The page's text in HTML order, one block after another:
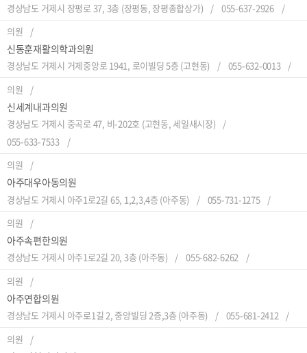
경상남도 거제시 장평로 37, 3층 (장평동, 장평종합상가)
055-637-2926
의원
신동훈재활의학과의원
경상남도 거제시 거제중앙로 1941, 로이빌딩 5층 (고현동)
055-632-0013
의원
신세계내과의원
경상남도 거제시 중곡로 47, 비-202호 (고현동, 세일새시장)
055-633-7533
의원
아주대우아동의원
경상남도 거제시 아주1로2길 65, 1,2,3,4층 (아주동)
055-731-1275
의원
아주속편한의원
경상남도 거제시 아주1로2길 20, 3층 (아주동)
055-682-6262
의원
아주연합의원
경상남도 거제시 아주로1길 2, 중앙빌딩 2증,3층 (아주동)
055-681-2412
의원